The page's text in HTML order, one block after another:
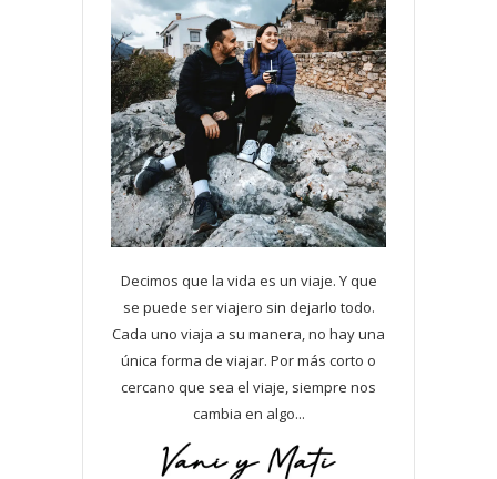
Decimos que la vida es un viaje. Y que
se puede ser viajero sin dejarlo todo.
Cada uno viaja a su manera, no hay una
única forma de viajar. Por más corto o
cercano que sea el viaje, siempre nos
cambia en algo...